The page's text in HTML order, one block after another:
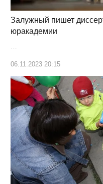
Залужный пишет
юракадемии
06.11.2023 20:15